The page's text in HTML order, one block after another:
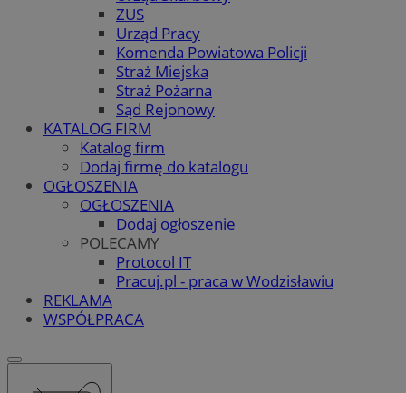
ZUS
Urząd Pracy
Komenda Powiatowa Policji
Straż Miejska
Straż Pożarna
Sąd Rejonowy
KATALOG FIRM
Katalog firm
Dodaj firmę do katalogu
OGŁOSZENIA
OGŁOSZENIA
Dodaj ogłoszenie
POLECAMY
Protocol IT
Pracuj.pl - praca w Wodzisławiu
REKLAMA
WSPÓŁPRACA